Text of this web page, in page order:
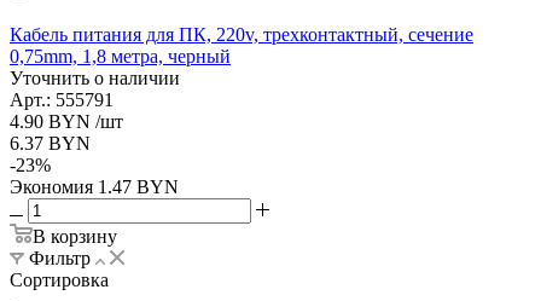
Кабель питания для ПК, 220v, трехконтактный, сечение
0,75mm, 1,8 метра, черный
Уточнить о наличии
Арт.: 555791
4.90 BYN /шт
6.37 BYN
-23%
Экономия 1.47 BYN
В корзину
Фильтр
Сортировка